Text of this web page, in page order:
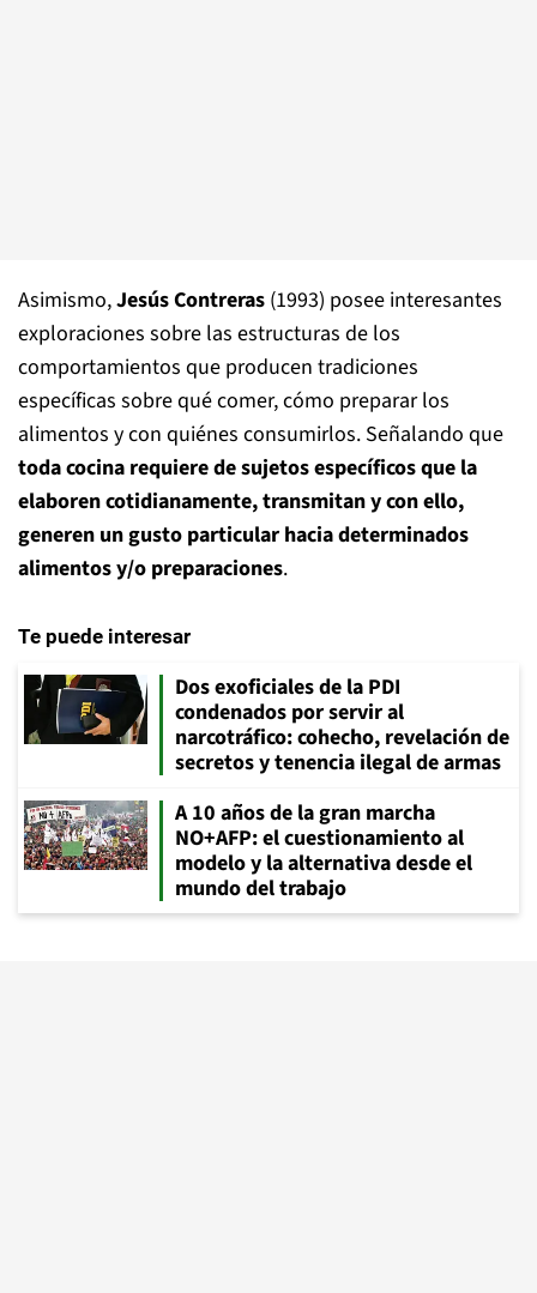
Asimismo,Jesús Contreras (1993) posee interesantes
exploraciones sobre las estructuras de los
comportamientos que producen tradiciones
específicas sobre qué comer, cómo preparar los
alimentos y con quiénes consumirlos. Señalando que
toda cocina requiere de sujetos específicos que la
elaboren cotidianamente, transmitan y con ello,
generen un gusto particular hacia determinados
alimentos y/o preparaciones.
Te puede interesar
Dos exoficiales de la PDI
condenados por servir al
narcotráfico: cohecho, revelación de
secretos y tenencia ilegal de armas
A 10 años de la gran marcha
NO+AFP: el cuestionamiento al
modelo y la alternativa desde el
mundo del trabajo